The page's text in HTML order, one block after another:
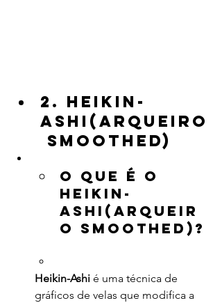
2. Heikin-
Ashi(Arqueiro
Smoothed)
O Que É o
Heikin-
Ashi(Arqueir
o Smoothed)?
Heikin-Ashi é uma técnica de
gráficos de velas que modifica a